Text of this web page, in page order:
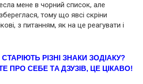
мене в чорний список, але
тому що явсі скріни
з питанням, як на це реагувати і
СТАРІЮТЬ РІЗНІ ЗНАКИ ЗОДІАКУ?
ПPО СEБЕ ТA ДЗУЗІВ, ЦE ЦIКAВО!